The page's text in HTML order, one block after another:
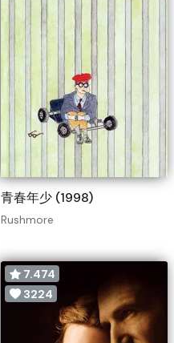
青春年少 (1998)
Rushmore
7.474
3224